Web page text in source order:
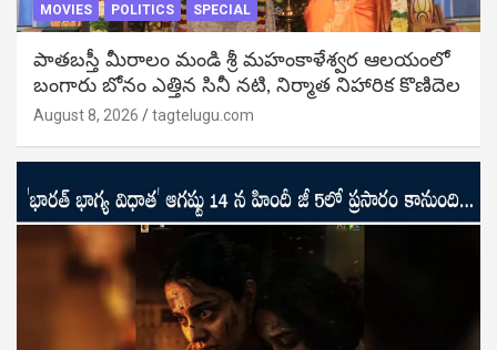
MOVIES POLITICS SPECIAL
పాతబస్తీ మీరాలం మండి శ్రీ మహంకాళేశ్వర ఆలయంలో
బంగారు బోనం ఎత్తిన సినీ నటి, నిర్మాత నిహారిక కొణిదెల
August 8, 2026 tagtelugu.com